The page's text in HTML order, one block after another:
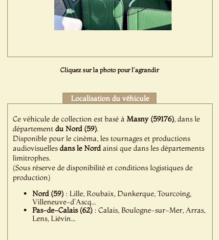
Cliquez sur la photo pour l'agrandir
Localisation du véhicule
Ce véhicule de collection est basé àMasny (59176), dans le
départementdu Nord (59).
Disponible pour le cinéma, les tournages et productions
audiovisuellesdans le Nordainsi que dans les départements
limitrophes.
(Sous réserve de disponibilité et conditions logistiques de
production)
Nord (59) : Lille, Roubaix, Dunkerque, Tourcoing,
Villeneuve-d'Ascq...
Pas-de-Calais (62) : Calais, Boulogne-sur-Mer, Arras,
Lens, Liévin...